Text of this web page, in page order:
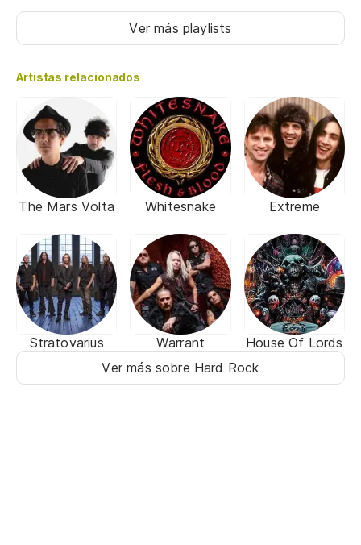
Ver más playlists
Artistas relacionados
The Mars Volta Whitesnake Extreme
Stratovarius Warrant
House Of Lords
Ver más sobre Hard Rock